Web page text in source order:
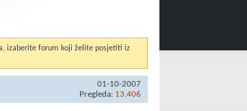
izaberite forum koji želite posjetiti iz
01-10-2007
Pregleda: 13.406